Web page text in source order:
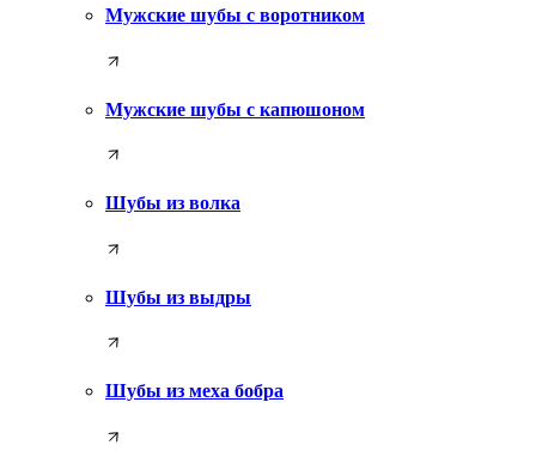
Мужские шубы с воротником
Мужские шубы с капюшоном
Шубы из волка
Шубы из выдры
Шубы из меха бобра